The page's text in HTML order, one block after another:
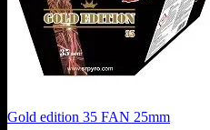
Gold edition 35 FAN 25mm